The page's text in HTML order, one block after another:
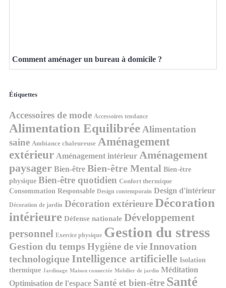
Comment aménager un bureau à domicile ?
Étiquettes
Accessoires de mode Accessoires tendance
Alimentation Equilibrée Alimentation
saine Ambiance chaleureuse Aménagement
extérieur Aménagement intérieur Aménagement
paysager Bien-être Bien-être Mental Bien-être
physique Bien-être quotidien Confort thermique
Consommation Responsable Design contemporain Design d'intérieur
Décoration de jardin Décoration extérieureDécoration
intérieure Défense nationale Développement
personnel Exercice physique Gestion du stress
Gestion du temps Hygiène de vie Innovation
technologique Intelligence artificielle Isolation
thermique Jardinage Maison connectée Mobilier de jardin Méditation
Optimisation de l'espace Santé et bien-être Santé